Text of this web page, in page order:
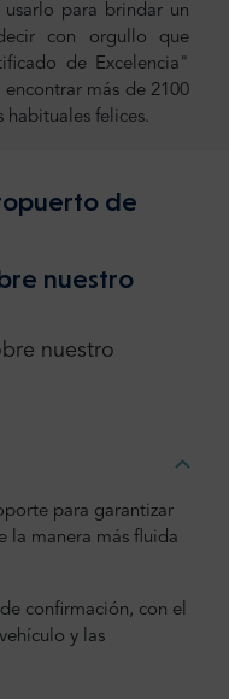
usarlo para brindar un
con orgullo que
de Excelencia"
más de 2100
habituales felices.
de
nuestro
nuestro
para garantizar
la manera más fluida
confirmación, con el
y las